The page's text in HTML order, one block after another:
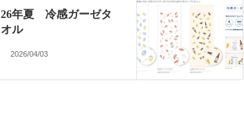
26年夏 冷感ガーゼタ
オル
2026/04/03